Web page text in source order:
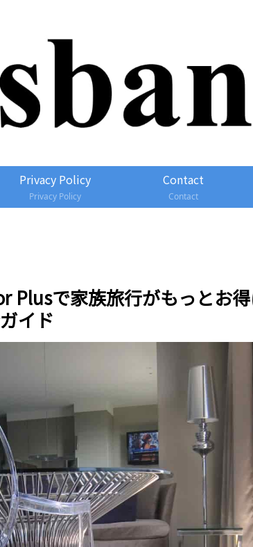
Privacy Policy
Privacy Policy
Contact
Contact
Plusで家族旅行がもっとお
イド